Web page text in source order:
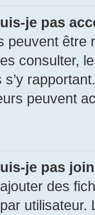
je pas
peuvent être
consulter,
s’y
peuvent
je pas
des
utilisateur.